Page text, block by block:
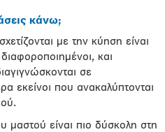
κάνω;
με την κύηση είναι
και
σε
εκείνοι που ανακαλύπτονται
μαστού είναι πιο δύσκολη στη